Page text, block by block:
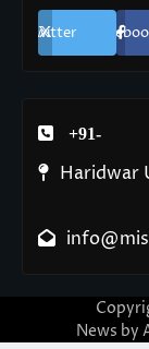
Twitter
+91-
Haridwar
News by